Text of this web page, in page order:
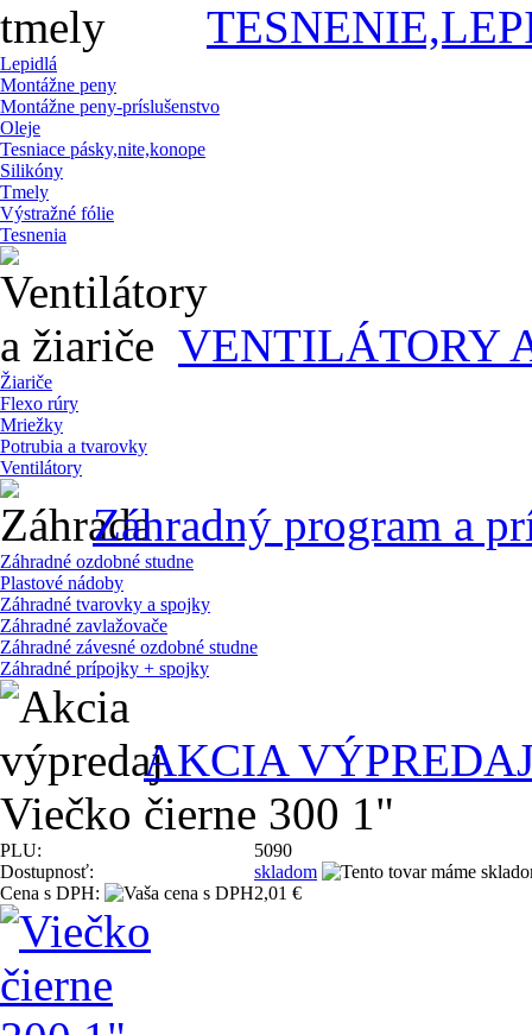
Lepidlá
Montážne peny
Montážne peny-príslušenstvo
Oleje
Tesniace pásky,nite,konope
Silikóny
Tmely
Výstražné fólie
Tesnenia
VENTILÁTORY
Žiariče
Flexo rúry
Mriežky
Potrubia a tvarovky
Ventilátory
Záhradný program a
Záhradné ozdobné studne
Plastové nádoby
Záhradné tvarovky a spojky
Záhradné zavlažovače
Záhradné závesné ozdobné studne
Záhradné prípojky + spojky
AKCIA
Viečko čierne 300 1"
PLU:
5090
Dostupnosť:
skladom
Cena s DPH:
2,01 €